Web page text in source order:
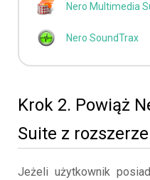
Nero Multimedia
Nero SoundTrax
Krok 2. Powiąż
Suite z
Jeżeli użytkownik